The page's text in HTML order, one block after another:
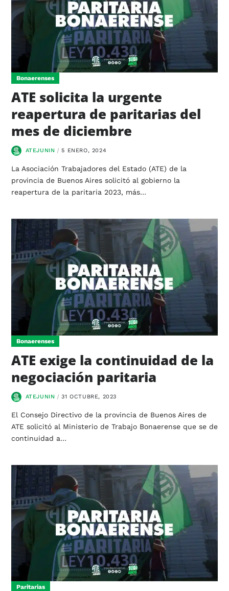
Bonaerenses
ATE solicita la urgente
reapertura de paritarias del
mes de diciembre
ATEJUNIN 5 ENERO, 2024
La Asociación Trabajadores del Estado (ATE) de la
provincia de Buenos Aires solicitó al gobierno la
reapertura de la paritaria 2023, más…
Bonaerenses
ATE exige la continuidad de la
negociación paritaria
ATEJUNIN 31 OCTUBRE, 2023
El Consejo Directivo de la provincia de Buenos Aires de
ATE solicitó al Ministerio de Trabajo Bonaerense que se de
continuidad a…
Paritarias